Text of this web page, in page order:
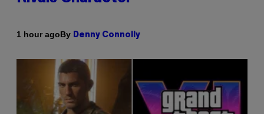
1 hour agoBy Denny Connolly